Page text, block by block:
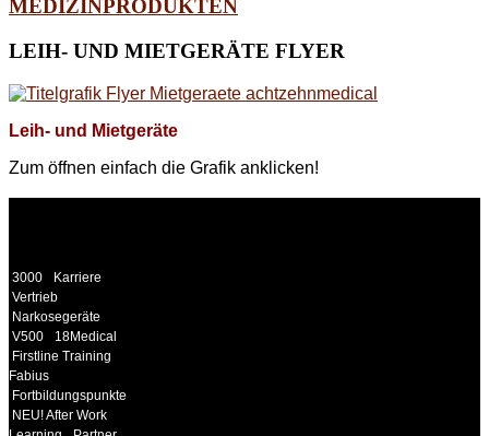
MEDIZINPRODUKTEN
LEIH- UND MIETGERÄTE FLYER
Leih- und Mietgeräte
Zum öffnen einfach die Grafik anklicken!
3000
Karriere
Vertrieb
Narkosegeräte
V500
18Medical
Firstline Training
Fabius
Fortbildungspunkte
NEU! After Work